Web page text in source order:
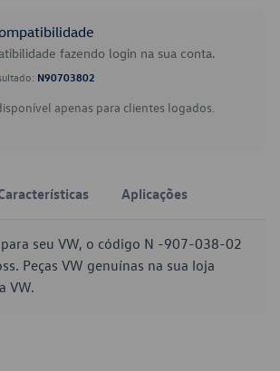
fazendo login na sua conta.
N90703802
apenas para clientes logados.
Aplicações
seu VW, o código N -907-038-02
Peças VW genuínas na sua loja
VW.